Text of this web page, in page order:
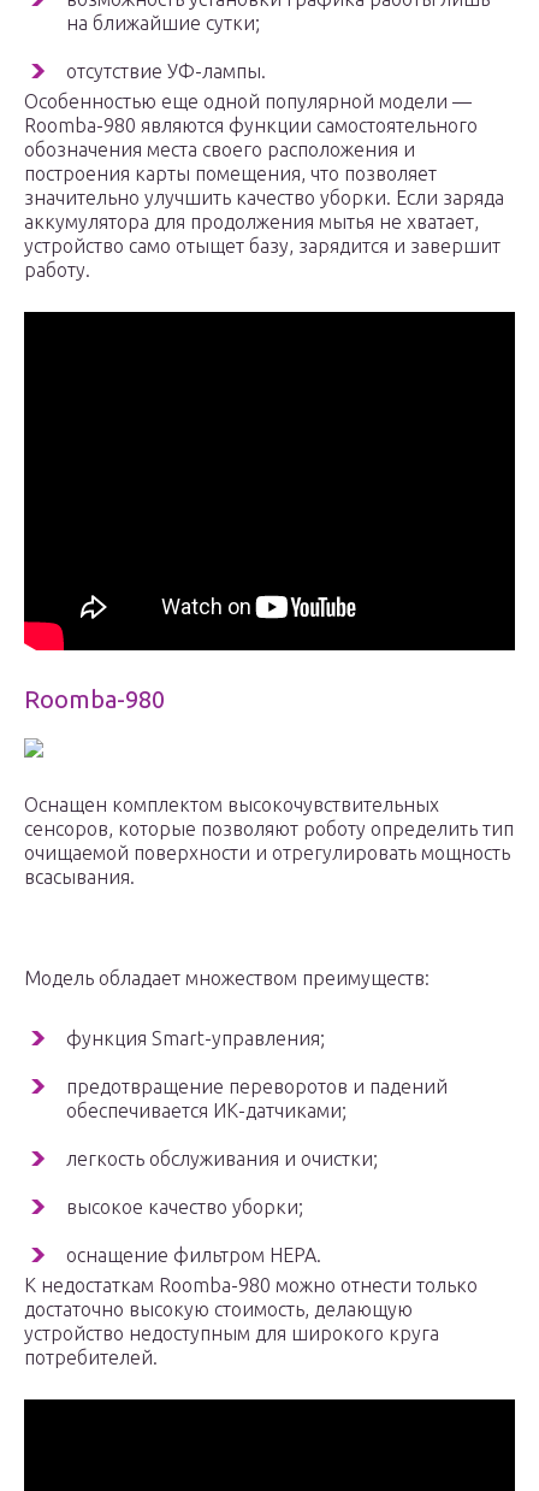
на ближайшие сутки;
отсутствие УФ-лампы.
Особенностью еще одной популярной модели —
Roomba-980 являются функции самостоятельного
обозначения места своего расположения и
построения карты помещения, что позволяет
значительно улучшить качество уборки. Если заряда
аккумулятора для продолжения мытья не хватает,
устройство само отыщет базу, зарядится и завершит
работу.
Roomba-980
Оснащен комплектом высокочувствительных
сенсоров, которые позволяют роботу определить тип
очищаемой поверхности и отрегулировать мощность
всасывания.
Модель обладает множеством преимуществ:
функция Smart-управления;
предотвращение переворотов и падений
обеспечивается ИК-датчиками;
легкость обслуживания и очистки;
высокое качество уборки;
оснащение фильтром НЕРА.
К недостаткам Roomba-980 можно отнести только
достаточно высокую стоимость, делающую
устройство недоступным для широкого круга
потребителей.